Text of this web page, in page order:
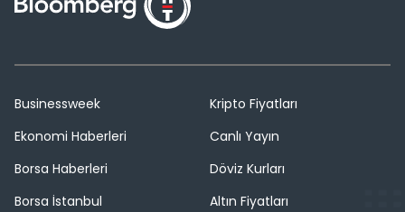
Businessweek
Ekonomi Haberleri
Borsa Haberleri
Borsa İstanbul
Kripto Fiyatları
Canlı Yayın
Döviz Kurları
Altın Fiyatları